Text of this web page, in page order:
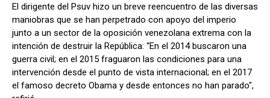
El dirigente del Psuv hizo un breve reencuentro de las diversas
maniobras que se han perpetrado con apoyo del imperio
junto a un sector de la oposición venezolana extrema con la
intención de destruir la República: “En el 2014 buscaron una
guerra civil; en el 2015 fraguaron las condiciones para una
intervención desde el punto de vista internacional; en el 2017
el famoso decreto Obama y desde entonces no han parado",